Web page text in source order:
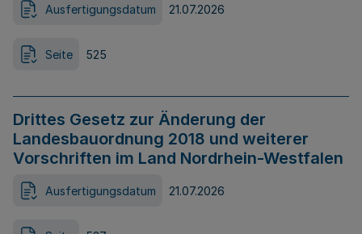
Ausfertigungsdatum 21.07.2026
Seite 525
Drittes Gesetz zur Änderung der
Landesbauordnung 2018 und weiterer
Vorschriften im Land Nordrhein-Westfalen
Ausfertigungsdatum 21.07.2026